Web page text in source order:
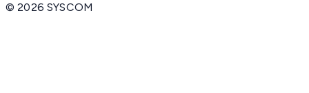
©2026 SYSCOM